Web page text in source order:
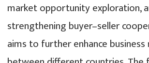
market opportunity exploration,
strengthening buyer–seller
aims to further enhance